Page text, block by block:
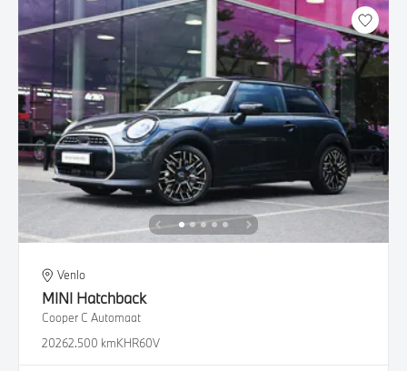
Venlo
MINI Hatchback
Cooper C Automaat
20262.500 kmKHR60V